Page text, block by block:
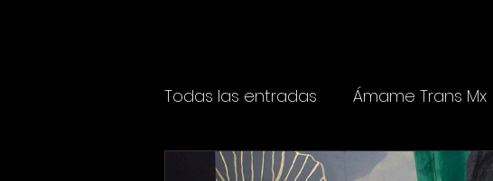
Todas las entradas Ámame Trans Mx
Espectáculos Cine y televisión